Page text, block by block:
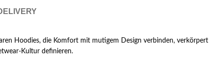
Hoodies, die Komfort mit mutigem Design verbinden, verkörpert
Kultur definieren.